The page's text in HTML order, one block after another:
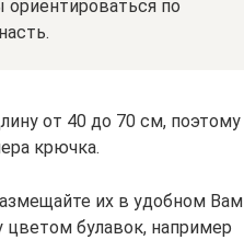
по
от 40 до 70 см, поэтому
крючка.
их в удобном Вам
цветом булавок, например